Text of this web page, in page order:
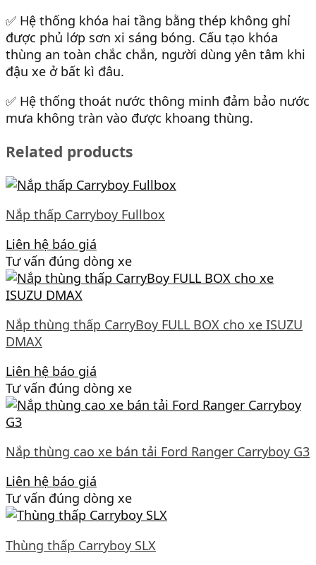
✅ Hệ thống khóa hai tầng bằng thép không ghỉ
được phủ lớp sơn xi sáng bóng. Cấu tạo khóa
thùng an toàn chắc chắn, người dùng yên tâm khi
đậu xe ở bất kì đâu.
✅ Hệ thống thoát nước thông minh đảm bảo nước
mưa không tràn vào được khoang thùng.
Related products
Nắp thấp Carryboy Fullbox
Liên hệ báo giá
Tư vấn đúng dòng xe
Nắp thùng thấp CarryBoy FULL BOX cho xe ISUZU
DMAX
Liên hệ báo giá
Tư vấn đúng dòng xe
Nắp thùng cao xe bán tải Ford Ranger Carryboy G3
Liên hệ báo giá
Tư vấn đúng dòng xe
Thùng thấp Carryboy SLX